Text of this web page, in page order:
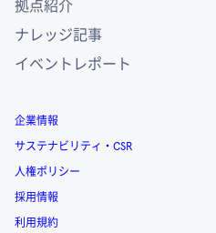
拠点紹介
ナレッジ記事
イベントレポート
企業情報
サステナビリティ・CSR
人権ポリシー
採用情報
利用規約